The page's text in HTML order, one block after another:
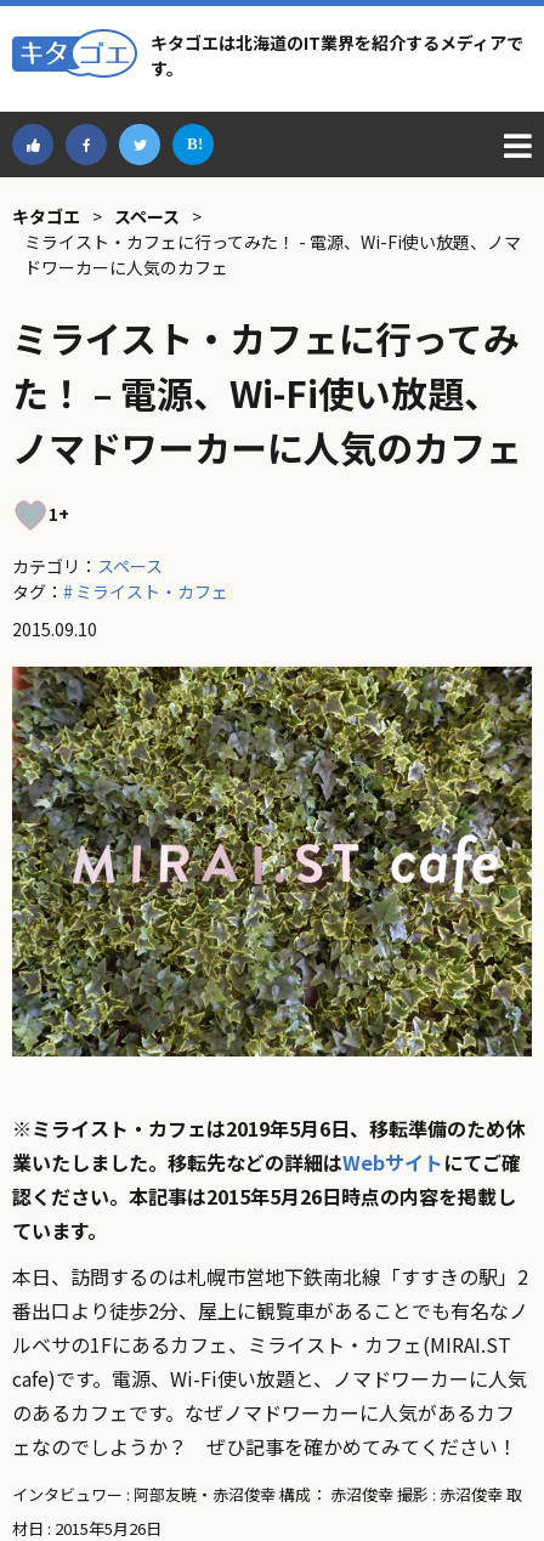
キタゴエは北海道のIT業界を紹介するメディアで
す。
キタゴエ > スペース >
ミライスト・カフェに行ってみた！ - 電源、Wi-Fi使い放題、ノマ
ドワーカーに人気のカフェ
ミライスト・カフェに行ってみ
た！ – 電源、Wi-Fi使い放題、
ノマドワーカーに人気のカフェ
1+
カテゴリ： スペース
タグ：
ミライスト・カフェ
2015.09.10
※ミライスト・カフェは2019年5月6日、移転準備のため休
業いたしました。移転先などの詳細はWebサイトにてご確
認ください。本記事は2015年5月26日時点の内容を掲載し
ています。
本日、訪問するのは札幌市営地下鉄南北線「すすきの駅」2
番出口より徒歩2分、屋上に観覧車があることでも有名なノ
ルベサの1Fにあるカフェ、ミライスト・カフェ(MIRAI.ST
cafe)です。電源、Wi-Fi使い放題と、ノマドワーカーに人気
のあるカフェです。なぜノマドワーカーに人気があるカフ
ェなのでしようか？ ぜひ記事を確かめてみてください！
インタビュワー : 阿部友暁・赤沼俊幸 構成： 赤沼俊幸 撮影 : 赤沼俊幸 取
材日 : 2015年5月26日